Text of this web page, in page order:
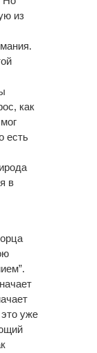
из
как
есть
в
уже